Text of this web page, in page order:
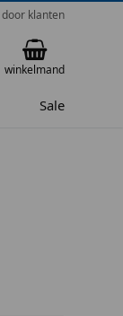
door klanten
winkelmand
Sale